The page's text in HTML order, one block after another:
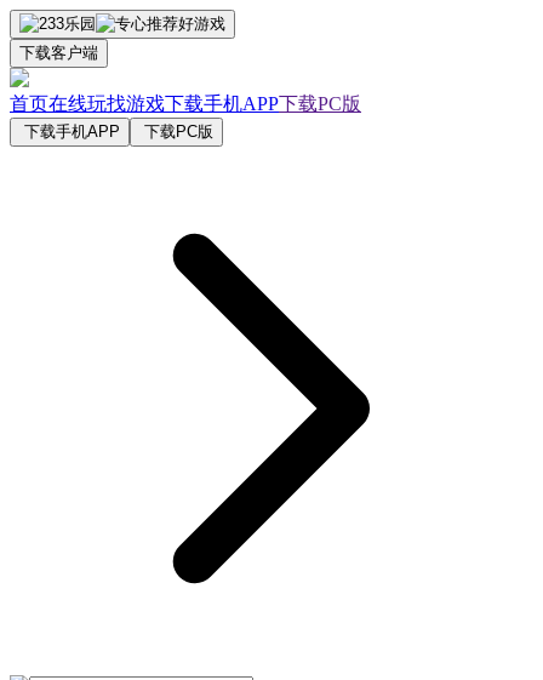
下载客户端
首页在线玩找游戏下载手机APP下载PC版
下载手机APP 下载PC版